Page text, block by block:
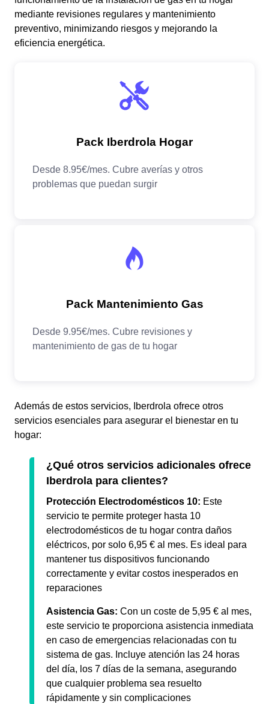
mediante revisiones regulares y mantenimiento
preventivo, minimizando riesgos y mejorando la
eficiencia energética.
Además de estos servicios, Iberdrola ofrece otros
servicios esenciales para asegurar el bienestar en tu
hogar:
¿Qué otros servicios adicionales ofrece
Iberdrola para clientes?
Protección Electrodomésticos 10: Este
servicio te permite proteger hasta 10
electrodomésticos de tu hogar contra daños
eléctricos, por solo 6,95 € al mes. Es ideal para
mantener tus dispositivos funcionando
correctamente y evitar costos inesperados en
reparaciones
Asistencia Gas: Con un coste de 5,95 € al mes,
este servicio te proporciona asistencia inmediata
en caso de emergencias relacionadas con tu
sistema de gas. Incluye atención las 24 horas
del día, los 7 días de la semana, asegurando
que cualquier problema sea resuelto
rápidamente y sin complicaciones